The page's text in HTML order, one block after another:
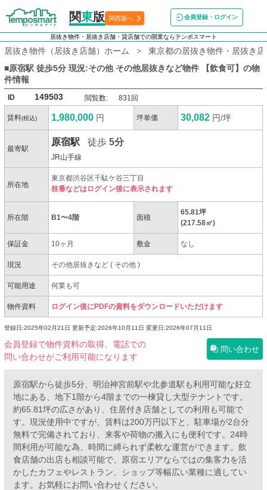
関東版 関西版へ 会員登録・ログイン
居抜き物件・居抜き店舗・貸店舗での開業ならテンポスマート
居抜き物件（居抜き店舗）ホーム
東京都の居抜き物件・居抜き
■原宿駅 徒歩5分 現況:その他 その他居抜きなど物件 【飲食可】 の物
件情報
ID 149503 閲覧数: 831回
賃料(税込) 1,980,000 円 坪単価 30,082 円/坪
最寄駅
原宿駅 徒歩5分
JR山手線
所在地
東京都渋谷区千駄ケ谷三丁目
枝番などはログイン後に表示されます
所在階 B1〜4階 面積
65.81坪
(217.58㎡)
保証金 10ヶ月 敷金 なし
現況 その他居抜きなど( その他)
可能用途 何業も可
物件資料 ログイン後にPDFの資料をダウンロードいただけます
登録日:2025年02月21日 更新予定:2026年10月11日 変更日:2026年07月11日
会員登録で物件資料の取得、電話での
問い合わせがご利用可能になります
問い合わせ
原宿駅から徒歩5分、明治神宮前駅や北参道駅も利用可能な好立
地にある、地下1階から4階までの一棟貸し大型テナントです。
約65.81坪の広さがあり、住居付き店舗としての利用も可能で
す。現況使用中ですが、賃料は200万円以下と、駐車場が2台分
無料で完備されており、来客や荷物の搬入にも便利です。24時
間利用が可能な為、時間に縛られず柔軟な運営ができます。飲
食店舗の出店も相談可能で、原宿エリアならではの集客力を活
かしたカフェやレストラン、ショップ等幅広い業種に適してい
ます。お気軽にお問い合わせください。